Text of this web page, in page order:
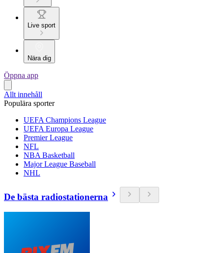
Live sport
Nära dig
Öppna app
Allt innehåll
Populära sporter
UEFA Champions League
UEFA Europa League
Premier League
NFL
NBA Basketball
Major League Baseball
NHL
De bästa radiostationerna